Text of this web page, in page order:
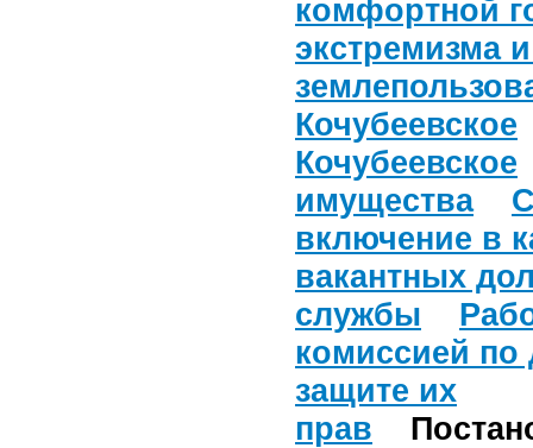
комфортной
экстремизма
Кочубеевское
Кочубеевское
имущества
включение в
вакантных
службы
комиссией по
защите их
прав